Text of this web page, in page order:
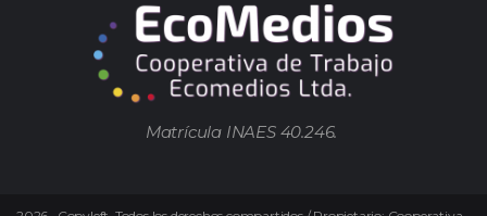
Matrícula INAES 40.246.